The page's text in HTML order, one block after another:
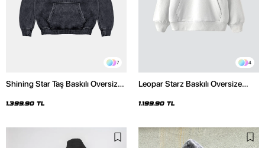
7
Shining Star Taş Baskılı Oversize
Hoodie
1.399,90 TL
4
Leopar Starz Baskılı Oversize
1.199,90 TL